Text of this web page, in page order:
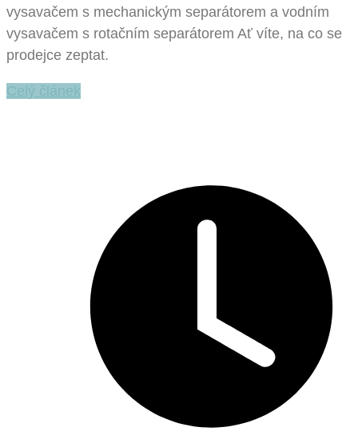
vysavačem s mechanickým separátorem a vodním
vysavačem s rotačním separátorem Ať víte, na co se
prodejce zeptat.
Celý článek